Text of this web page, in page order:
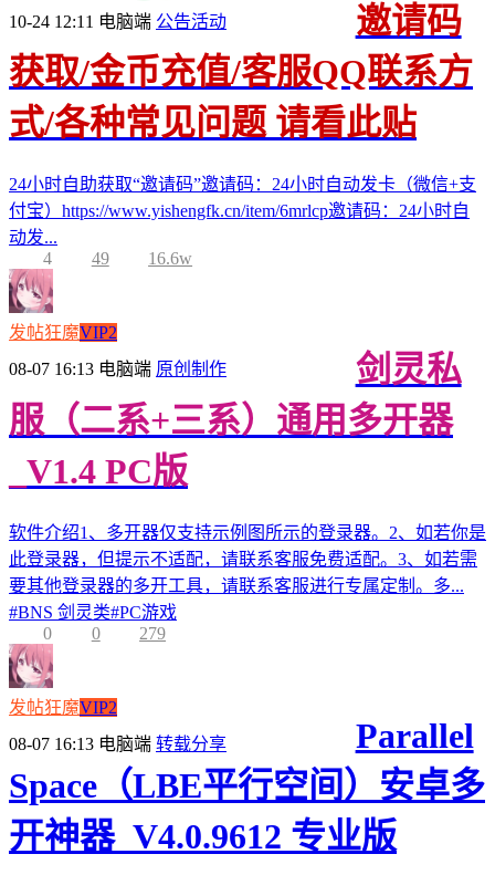
10-24 12:11 电脑端 公告活动
邀请码
获取/金币充值/客服QQ联系方
式/各种常见问题 请看此贴
24小时自助获取“邀请码”邀请码：24小时自动发卡（微信+支
付宝）https://www.yishengfk.cn/item/6mrlcp邀请码：24小时自
动发...
4
49 16.6w
发帖狂魔VIP2
08-07 16:13 电脑端 原创制作
剑灵私
服（二系+三系）通用多开器
_V1.4 PC版
软件介绍1、多开器仅支持示例图所示的登录器。2、如若你是
此登录器，但提示不适配，请联系客服免费适配。3、如若需
要其他登录器的多开工具，请联系客服进行专属定制。多...
#BNS 剑灵类#PC游戏
0
0 279
发帖狂魔VIP2
08-07 16:13 电脑端 转载分享
Parallel
Space（LBE平行空间）安卓多
开神器_V4.0.9612 专业版